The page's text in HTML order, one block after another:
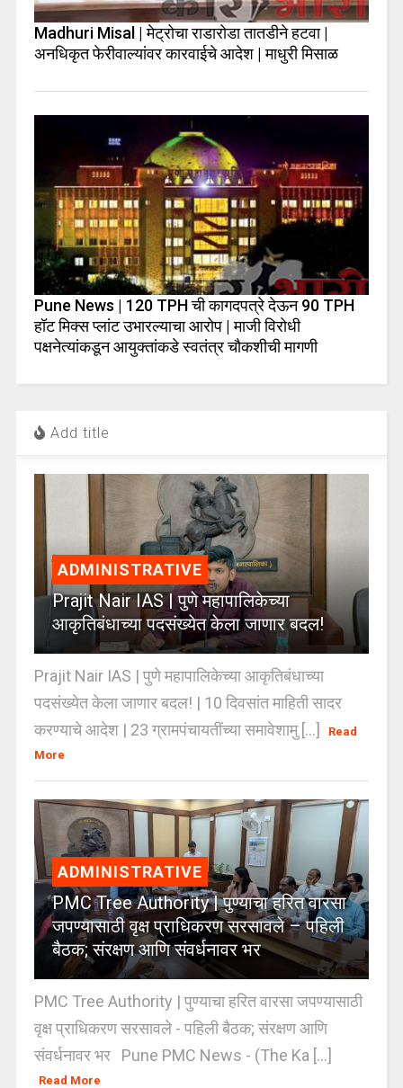
Madhuri Misal | मेट्रोचा राडारोडा तातडीने हटवा |
अनधिकृत फेरीवाल्यांवर कारवाईचे आदेश | माधुरी मिसाळ
Pune News | 120 TPH ची कागदपत्रे देऊन 90 TPH
हॉट मिक्स प्लांट उभारल्याचा आरोप | माजी विरोधी
पक्षनेत्यांकडून आयुक्तांकडे स्वतंत्र चौकशीची मागणी
Add title
ADMINISTRATIVE
Prajit Nair IAS | पुणे महापालिकेच्या
आकृतिबंधाच्या पदसंख्येत केला जाणार बदल!
Prajit Nair IAS | पुणे महापालिकेच्या आकृतिबंधाच्या
पदसंख्येत केला जाणार बदल! | 10 दिवसांत माहिती सादर
करण्याचे आदेश | 23 ग्रामपंचायतींच्या समावेशामु [...]
Read
More
ADMINISTRATIVE
PMC Tree Authority | पुण्याचा हरित वारसा
जपण्यासाठी वृक्ष प्राधिकरण सरसावले – पहिली
बैठक; संरक्षण आणि संवर्धनावर भर
PMC Tree Authority | पुण्याचा हरित वारसा जपण्यासाठी
वृक्ष प्राधिकरण सरसावले - पहिली बैठक; संरक्षण आणि
संवर्धनावर भर Pune PMC News - (The Ka [...]
Read More